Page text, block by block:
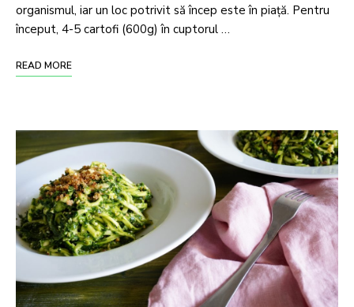
organismul, iar un loc potrivit să încep este în piață. Pentru
început, 4-5 cartofi (600g) în cuptorul …
READ MORE